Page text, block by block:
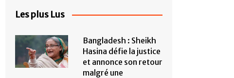
Les plus Lus
Bangladesh : Sheikh
Hasina défie la justice
et annonce son retour
malgré une